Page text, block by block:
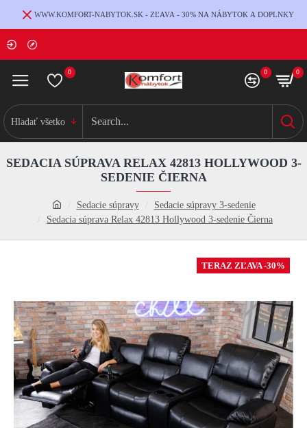
WWW.KOMFORT-NABYTOK.SK - ZĽAVA - 30% NA NÁBYTOK A DOPLNKY
0 0 0
Hladať všetko
Sedacie súpravy
Sedacie súpravy 3-sedenie
Sedacia súprava Relax 42813 Hollywood 3-sedenie Čierna
SEDACIA SÚPRAVA RELAX 42813 HOLLYWOOD 3-
SEDENIE ČIERNA
TERAZ ZĽAVA -30%